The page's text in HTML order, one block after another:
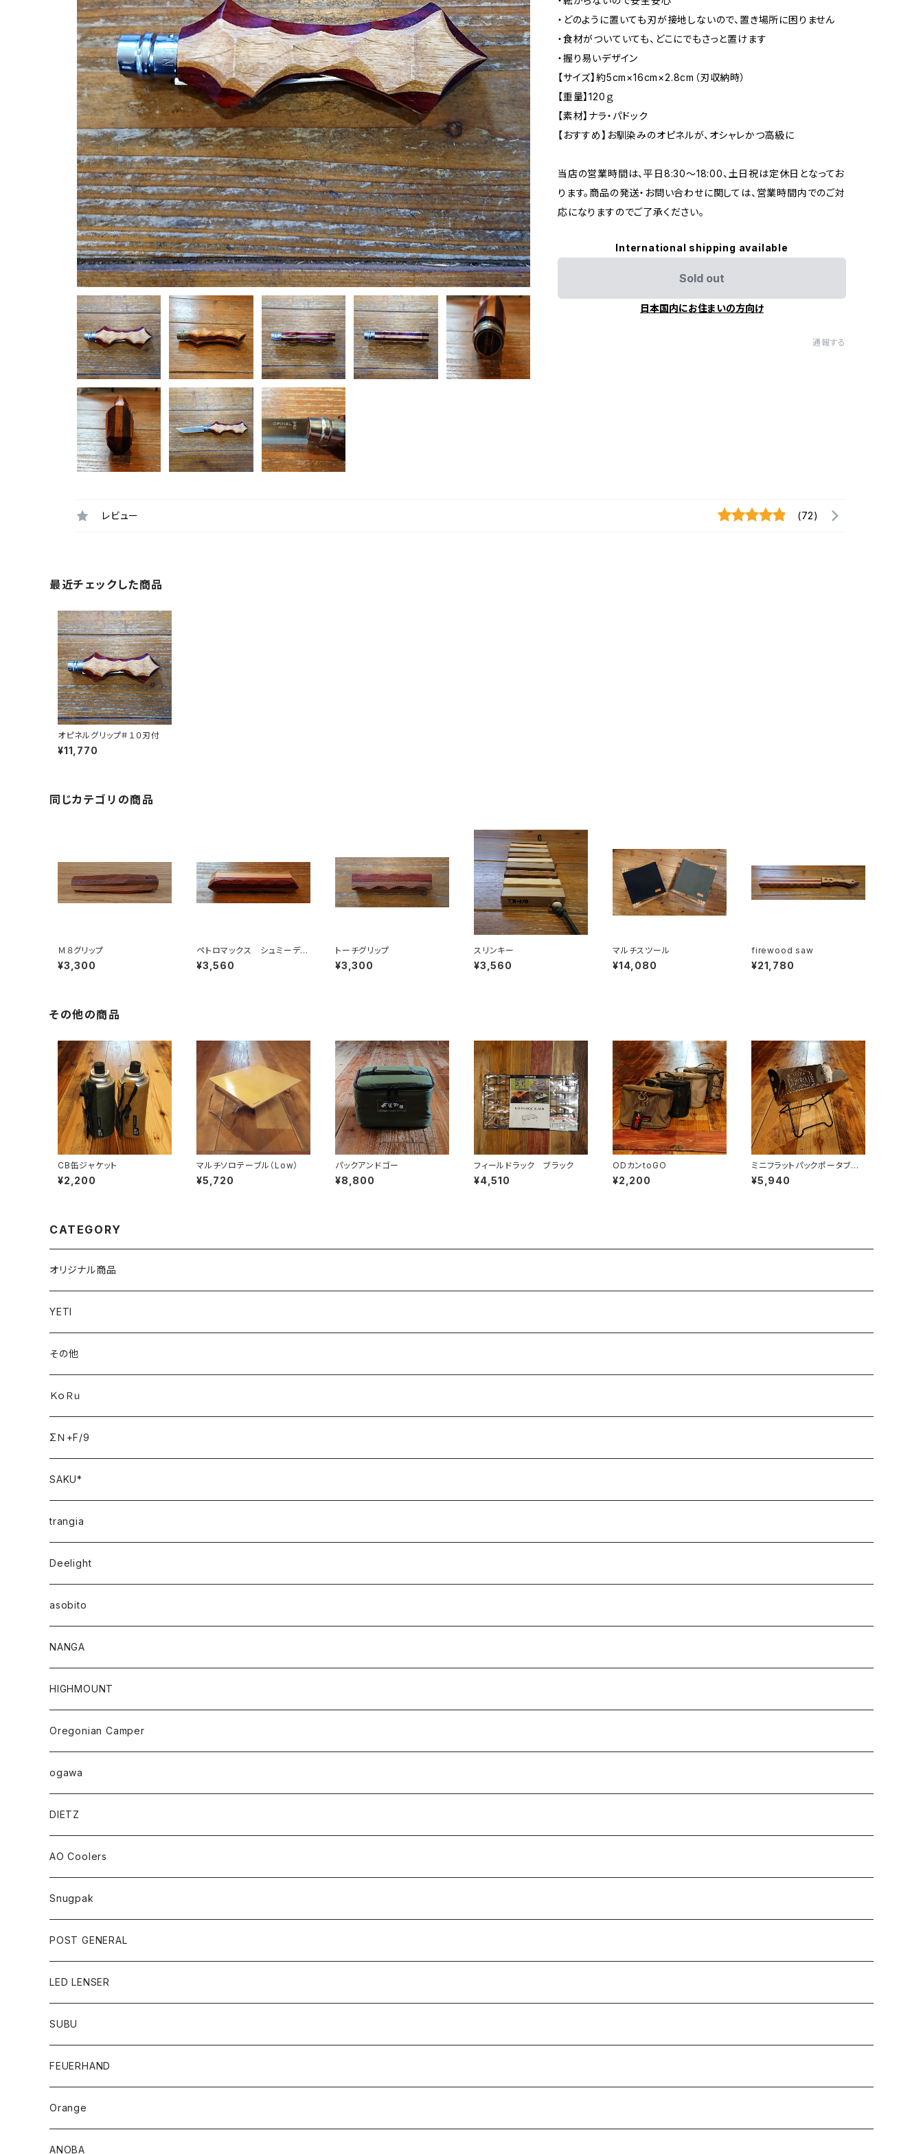
・どのように置いても刃が接地しないので、置き場所に困りません
・食材がついていても、どこにでもさっと置けます
・握り易いデザイン
【サイズ】約5cm×16cm×2.8cm（刃収納時）
【重量】120ｇ
【素材】ナラ・パドック
【おすすめ】お馴染みのオピネルが、オシャレかつ高級に
当店の営業時間は、平日8:30～18:00、土日祝は定休日となってお
ります。商品の発送・お問い合わせに関しては、営業時間内でのご対
応になりますのでご了承ください。
International shipping available
Sold out
日本国内にお住まいの方向け
通報する
レビュー (72)
最近チェックした商品
オピネルグリップ＃１０刃付
¥11,770
同じカテゴリの商品
Ｍ８グリップ
¥3,300
ペトロマックス シュミーデア
イゼン グリップ
¥3,560
トーチグリップ
¥3,300
スリンキー
¥3,560
マルチスツール
¥14,080
firewood saw
¥21,780
その他の商品
CB缶ジャケット
¥2,200
マルチソロテーブル（Low）
¥5,720
パックアンドゴー
¥8,800
フィールドラック ブラック
¥4,510
ODカンtoGO
¥2,200
ミニフラットパックポータブル
グリル＆ファイヤーピット
¥5,940
CATEGORY
オリジナル商品
YETI
その他
ＫｏＲｕ
ΣＮ+F/9
SAKU*
trangia
Deelight
asobito
NANGA
HIGHMOUNT
Oregonian Camper
ogawa
DIETZ
AO Coolers
Snugpak
POST GENERAL
LED LENSER
SUBU
FEUERHAND
Orange
ANOBA